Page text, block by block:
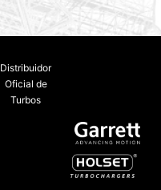
Distribuidor
Oficial de
Turbos